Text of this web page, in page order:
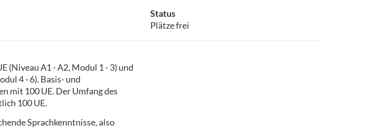
Status
Plätze frei
(Niveau A1 - A2, Modul 1 - 3) und
4 - 6). Basis- und
mit 100 UE. Der Umfang des
100 UE.
Sprachkenntnisse, also